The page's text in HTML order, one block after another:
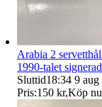
Arabia 2
1990-talet
Sluttid18:34 9 aug
Pris:150 kr,Köp nu